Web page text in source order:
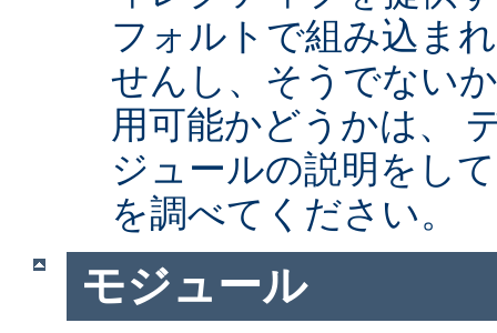
フォルトで組み込ま
せんし、そうでない
用可能かどうかは、
ジュールの説明をし
を調べてください。
モジュール